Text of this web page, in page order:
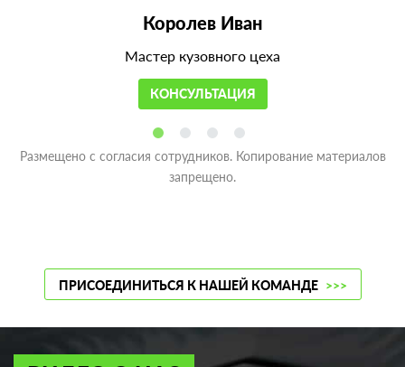
Королев Иван
Мастер кузовного цеха
КОНСУЛЬТАЦИЯ
Размещено с согласия сотрудников. Копирование материалов
запрещено.
ПРИСОЕДИНИТЬСЯ К НАШЕЙ КОМАНДЕ >>>